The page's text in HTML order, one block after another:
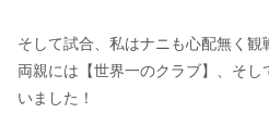
そして試合、私はナニも心配無く観
両親には【世界一のクラブ】、そ
いました！